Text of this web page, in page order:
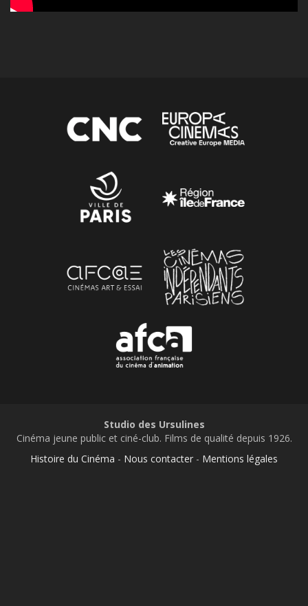
Studio des Ursulines
Cinéma jeune public et ciné-club. Films de qualité depuis 1926.
Histoire du Cinéma - Nous contacter - Mentions légales